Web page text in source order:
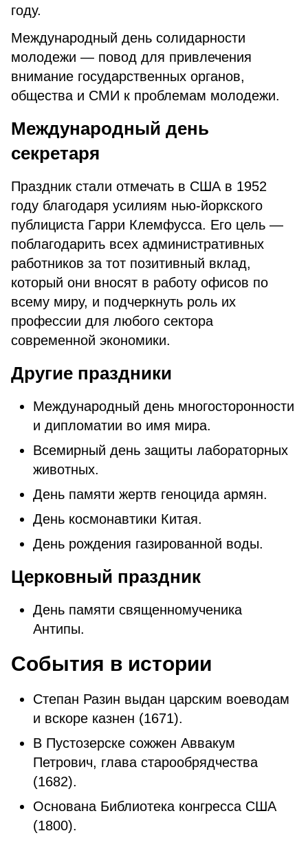
году.
Международный день солидарности
молодежи — повод для привлечения
внимание государственных органов,
общества и СМИ к проблемам молодежи.
Международный день
секретаря
Праздник стали отмечать в США в 1952
году благодаря усилиям нью-йоркского
публициста Гарри Клемфусса. Его цель —
поблагодарить всех административных
работников за тот позитивный вклад,
который они вносят в работу офисов по
всему миру, и подчеркнуть роль их
профессии для любого сектора
современной экономики.
Другие праздники
Международный день многосторонности
и дипломатии во имя мира.
Всемирный день защиты лабораторных
животных.
День памяти жертв геноцида армян.
День космонавтики Китая.
День рождения газированной воды.
Церковный праздник
День памяти священномученика
Антипы.
События в истории
Степан Разин выдан царским воеводам
и вскоре казнен (1671).
В Пустозерске сожжен Аввакум
Петрович, глава старообрядчества
(1682).
Основана Библиотека конгресса США
(1800).